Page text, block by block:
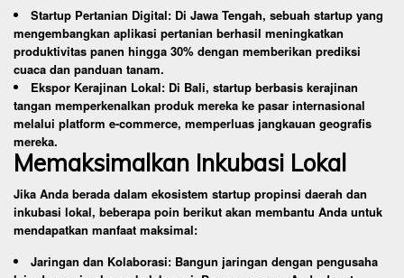
Startup Pertanian Digital: Di Jawa Tengah, sebuah startup yang
mengembangkan aplikasi pertanian berhasil meningkatkan
produktivitas panen hingga 30% dengan memberikan prediksi
cuaca dan panduan tanam.
Ekspor Kerajinan Lokal: Di Bali, startup berbasis kerajinan
tangan memperkenalkan produk mereka ke pasar internasional
melalui platform e-commerce, memperluas jangkauan geografis
mereka.
Memaksimalkan Inkubasi Lokal
Jika Anda berada dalam ekosistem startup propinsi daerah dan
inkubasi lokal, beberapa poin berikut akan membantu Anda untuk
mendapatkan manfaat maksimal:
Jaringan dan Kolaborasi: Bangun jaringan dengan pengusaha